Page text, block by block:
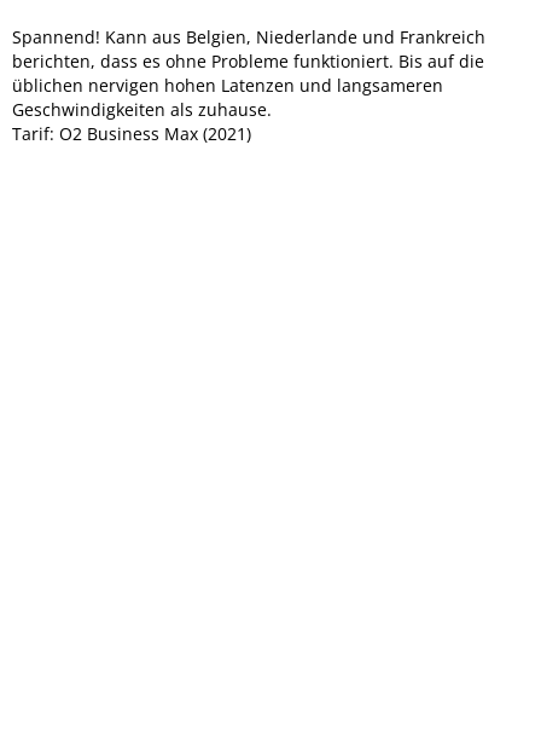
Spannend! Kann aus Belgien, Niederlande und Frankreich
berichten, dass es ohne Probleme funktioniert. Bis auf die
üblichen nervigen hohen Latenzen und langsameren
Geschwindigkeiten als zuhause.
Tarif: O2 Business Max (2021)